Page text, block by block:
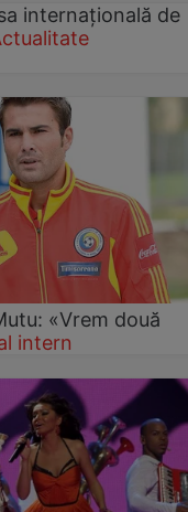
internaţională de
«Vrem două
intern